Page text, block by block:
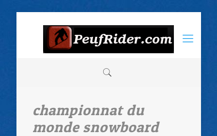
championnat du
monde snowboard